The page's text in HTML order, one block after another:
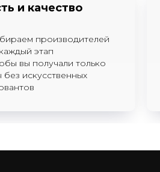
и качество
производителей
этап
вы получали только
искусственных